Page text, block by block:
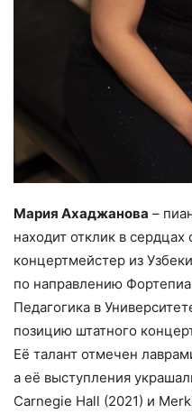
Мария Ахаджанова –
находит отклик в сердцах
концертмейстер из
по направлению
Педагогика в
позицию штатного
Её талант отмечен
а её выступления
Carnegie Hall (2021) и